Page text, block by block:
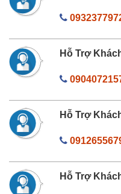
Hỗ Trợ
Hỗ Trợ
Hỗ Trợ